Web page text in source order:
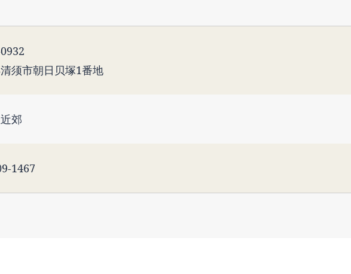
须市朝日贝塚1番地
郊
1467